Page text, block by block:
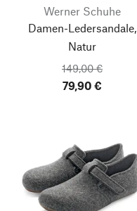
Werner Schuhe
Damen-Ledersandale,
Natur
149,00 €
79,90 €